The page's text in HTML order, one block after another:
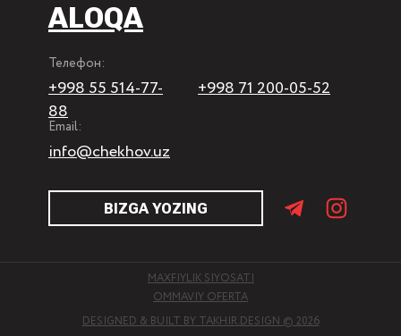
ALOQA
BIZGA YOZING
MAXFIYLIK SIYOSATI
OMMAVIY OFERTA
DESIGNED & BUILT BY TAKHIR.DESIGN © 2026
Телефон:
+998 55 514-77-
88
+998 71 200-05-52
Email:
info@chekhov.uz